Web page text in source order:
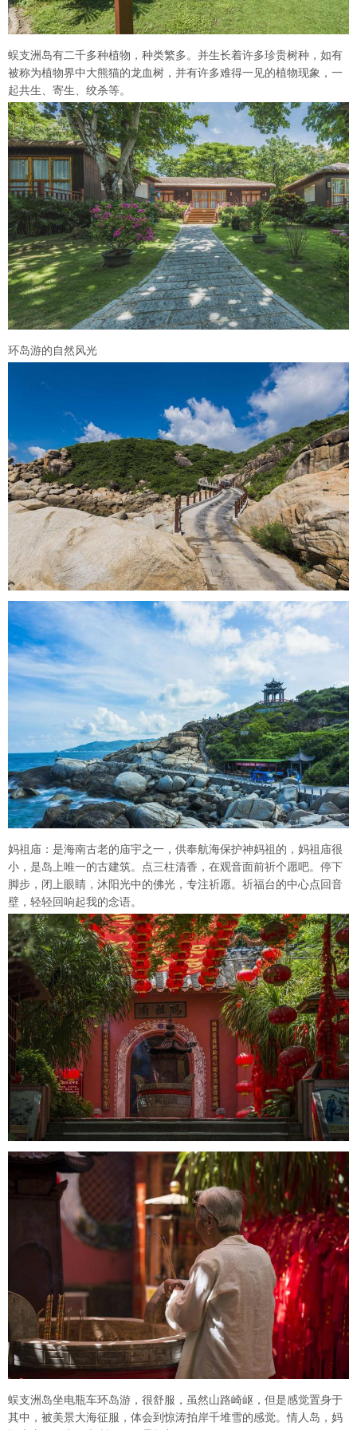
蜈支洲岛有二千多种植物，种类繁多。并生长着许多珍贵树种，如有
被称为植物界中大熊猫的龙血树，并有许多难得一见的植物现象，一
起共生、寄生、绞杀等。
环岛游的自然风光
妈祖庙：是海南古老的庙宇之一，供奉航海保护神妈祖的，妈祖庙很
小，是岛上唯一的古建筑。点三柱清香，在观音面前祈个愿吧。停下
脚步，闭上眼睛，沐阳光中的佛光，专注祈愿。祈福台的中心点回音
壁，轻轻回响起我的念语。
蜈支洲岛坐电瓶车环岛游，很舒服，虽然山路崎岖，但是感觉置身于
其中，被美景大海征服，体会到惊涛拍岸千堆雪的感觉。情人岛，妈